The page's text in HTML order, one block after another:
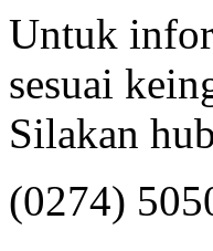
Untuk
sesuai
Silakan
(0274)